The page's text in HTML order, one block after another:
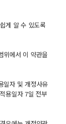
게 알 수 있도록
위에서 이 약관을
일자 및 개정사유
용일자 7일 전부